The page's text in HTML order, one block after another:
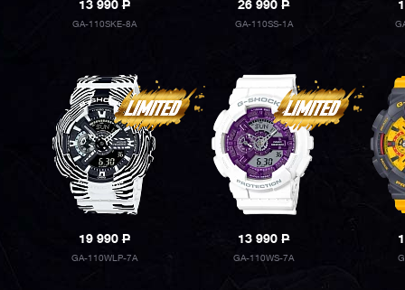
13 990P
GA-110SKE-8A
26 990P
GA-110SS-1A
19 990P
GA-110WLP-7A
13 990P
GA-110WS-7A